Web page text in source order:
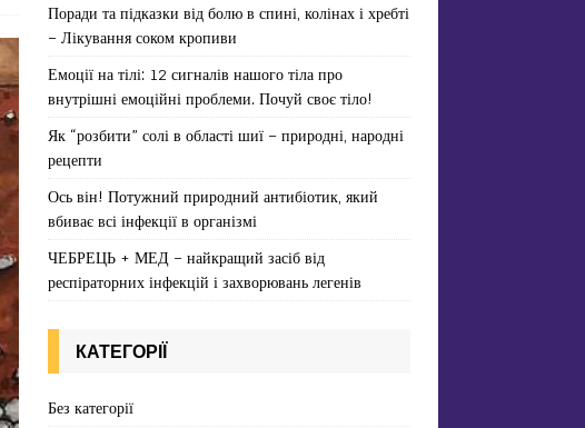
Поради та підказки від болю в спині, колінах і хребті
– Лікування соком кропиви
Емоції на тілі: 12 сигналів нашого тіла про
внутрішні емоційні проблеми. Почуй своє тіло!
Як “розбити” солі в області шиї – природні, народні
рецепти
Ось він! Потужний природний антибіотик, який
вбиває всі інфекції в організмі
ЧЕБРЕЦЬ + МЕД – найкращий засіб від
респіраторних інфекцій і захворювань легенів
КАТЕГОРІЇ
Без категорії